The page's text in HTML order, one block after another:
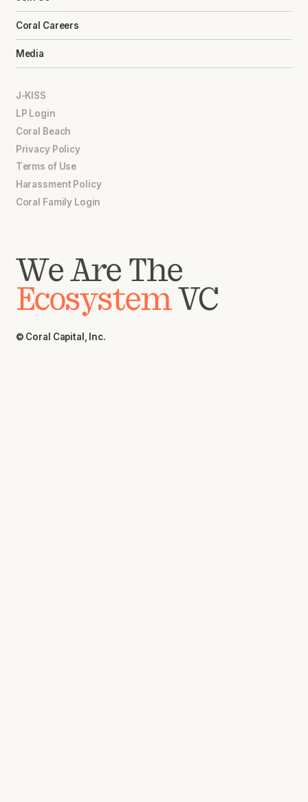
Coral Careers
Media
J-KISS
LP Login
Coral Beach
Privacy Policy
Terms of Use
Harassment Policy
Coral Family Login
We Are The
EcosystemVC
© Coral Capital, Inc.